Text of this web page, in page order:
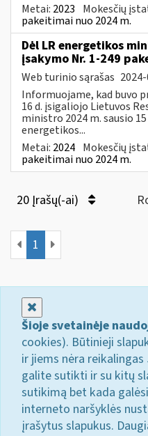
Metai: 2023 Mokesčių
pakeitimai nuo 2024 m.
Dėl LR energetikos
įsakymo Nr. 1-249
Web turinio sąrašas
Informuojame, kad buvo
16 d. įsigaliojo Lietuvos
ministro 2024 m. sausio
energetikos...
Metai: 2024 Mokesčių
pakeitimai nuo 2024 m.
20 Įrašų(-ai)
1
Šioje svetainėje
cookies). Būtinieji
ir jiems nėra
galite sutikti ir su kitų
sutikimą bet kada
interneto naršyklės
įrašytus slapukus.